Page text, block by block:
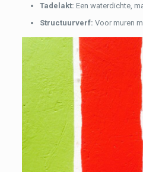
Tadelakt: Een waterdichte,
Structuurverf: Voor muren